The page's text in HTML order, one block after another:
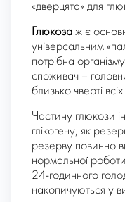
«дверцята» для
Глюкоза ж є
універсальним
потрібна
споживач –
близько чверті
Частину глюкози
глікогену, як
резерву повинно
нормальної
24-годинного
накопичуються у